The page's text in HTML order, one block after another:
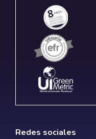
Redes sociales